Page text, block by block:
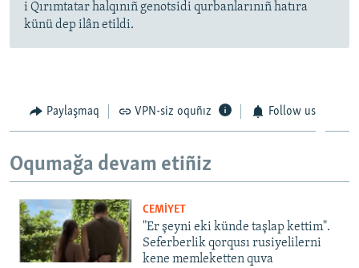
i Qırımtatar halqınıñ genotsidi qurbanlarınıñ hatıra
künü dep ilân etildi.
Paylaşmaq VPN-siz oquñız Follow us
Oqumağa devam etiñiz
CEMİYET
"Er şeyni eki künde taşlap kettim".
Seferberlik qorqusı rusiyelilerni
kene memleketten quva